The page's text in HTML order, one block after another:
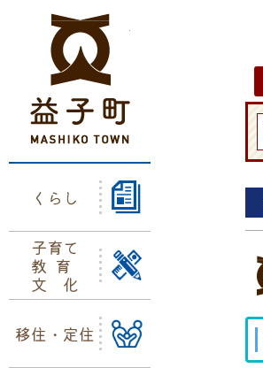
くらし
子育て
教育
文化
移住・定住